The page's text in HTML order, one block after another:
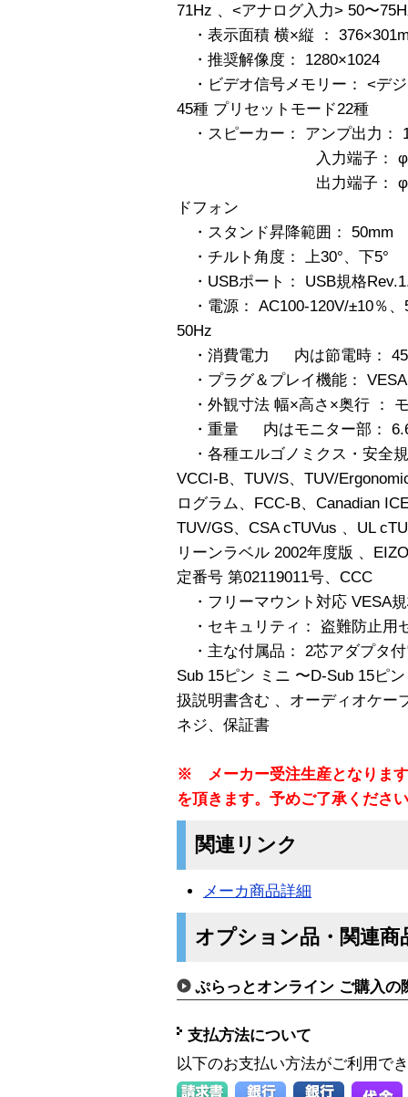
71Hz 、<アナログ入力> 50〜
・表示面積 横×縦 ：
・推奨解像度： 1280×1024
・ビデオ信号メモリー： <デ
45種 プリセットモード22種
・スピーカー： アンプ出力：
入力端子： φ3.5mm
出力端子： φ3.5mm
ドフォン
・スタンド昇降範囲： 50mm
・チルト角度： 上30°、下5°
・USBポート： USB規格
・電源： AC100-120V/±10％
50Hz
・消費電力 内は節電時：
・プラグ＆プレイ機能：
・外観寸法 幅×高さ×奥行 ：
・重量 内はモニター部：
・各種エルゴノミクス・安全
VCCI-B、TUV/S、TUV/
ログラム、FCC-B、Canadian
TUV/GS、CSA cTUVus 、UL
リーンラベル 2002年度版 、
定番号 第02119011号、CCC
・フリーマウント対応 VESA
・セキュリティ： 盗難防止用
・主な付属品： 2芯アダプタ
Sub 15ピン ミニ 〜D-Sub 15ピ
扱説明書含む 、オーディオケー
ネジ、保証書
※ メーカー受注生産となりま
を頂きます。予めご了承くださ
関連リンク
メーカ商品詳細
オプション品・関連商
ぷらっとオンライン ご購入の
支払方法について
以下のお支払い方法がご利用で